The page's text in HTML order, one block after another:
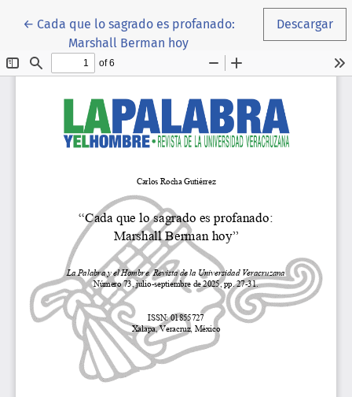
← Volver a los detalles del artículo
Cada que lo sagrado es profanado:
Marshall Berman hoy
Descargar